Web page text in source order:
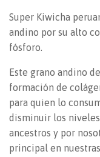
Super Kiwicha
andino por su alto
fósforo.
Este grano andino
formación de
para quien lo
disminuir los
ancestros y por
principal en